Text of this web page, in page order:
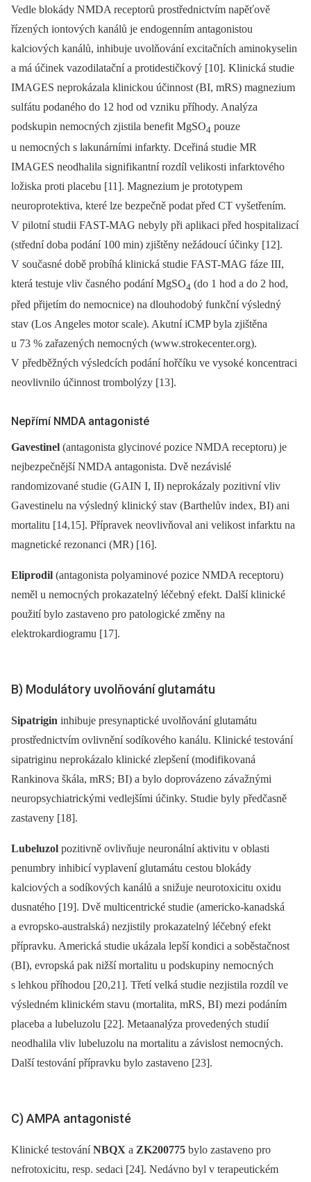
Vedle blokády NMDA receptorů prostřednictvím napěťově
řízených iontových kanálů je endogenním antagonistou
kalciových kanálů, inhibuje uvolňování excitačních aminokyselin
a má účinek vazodilatační a protidestičkový [10]. Klinická studie
IMAGES neprokázala klinickou účinnost (BI, mRS) magnezium
sulfátu podaného do 12 hod od vzniku příhody. Analýza
podskupin nemocných zjistila benefit MgSO4 pouze
u nemocných s lakunárními infarkty. Dceřiná studie MR
IMAGES neodhalila signifikantní rozdíl velikosti infarktového
ložiska proti placebu [11]. Magnezium je prototypem
neuroprotektiva, které lze bezpečně podat před CT vyšetřením.
V pilotní studii FAST-MAG nebyly při aplikaci před hospitalizací
(střední doba podání 100 min) zjištěny nežádoucí účinky [12].
V současné době probíhá klinická studie FAST-MAG fáze III,
která testuje vliv časného podání MgSO4 (do 1 hod a do 2 hod,
před přijetím do nemocnice) na dlouhodobý funkční výsledný
stav (Los Angeles motor scale). Akutní iCMP byla zjištěna
u 73 % zařazených nemocných (www.strokecenter.org).
V předběžných výsledcích podání hořčíku ve vysoké koncentraci
neovlivnilo účinnost trombolýzy [13].
Nepřímí NMDA antagonisté
Gavestinel (antagonista glycinové pozice NMDA receptoru) je
nejbezpečnější NMDA antagonista. Dvě nezávislé
randomizované studie (GAIN I, II) neprokázaly pozitivní vliv
Gavestinelu na výsledný klinický stav (Barthelův index, BI) ani
mortalitu [14,15]. Přípravek neovlivňoval ani velikost infarktu na
magnetické rezonanci (MR) [16].
Eliprodil (antagonista polyaminové pozice NMDA receptoru)
neměl u nemocných prokazatelný léčebný efekt. Další klinické
použití bylo zastaveno pro patologické změny na
elektrokardiogramu [17].
B) Modulátory uvolňování glutamátu
Sipatrigin inhibuje presynaptické uvolňování glutamátu
prostřednictvím ovlivnění sodíkového kanálu. Klinické testování
sipatriginu neprokázalo klinické zlepšení (modifikovaná
Rankinova škála, mRS; BI) a bylo doprovázeno závažnými
neuropsychiatrickými vedlejšími účinky. Studie byly předčasně
zastaveny [18].
Lubeluzol pozitivně ovlivňuje neuronální aktivitu v oblasti
penumbry inhibicí vyplavení glutamátu cestou blokády
kalciových a sodíkových kanálů a snižuje neurotoxicitu oxidu
dusnatého [19]. Dvě multicentrické studie (americko-kanadská
a evropsko-australská) nezjistily prokazatelný léčebný efekt
přípravku. Americká studie ukázala lepší kondici a soběstačnost
(BI), evropská pak nižší mortalitu u podskupiny nemocných
s lehkou příhodou [20,21]. Třetí velká studie nezjistila rozdíl ve
výsledném klinickém stavu (mortalita, mRS, BI) mezi podáním
placeba a lubeluzolu [22]. Metaanalýza provedených studií
neodhalila vliv lubeluzolu na mortalitu a závislost nemocných.
Další testování přípravku bylo zastaveno [23].
C) AMPA antagonisté
Klinické testováníNBQX a ZK200775 bylo zastaveno pro
nefrotoxicitu, resp. sedaci [24]. Nedávno byl v terapeutickém